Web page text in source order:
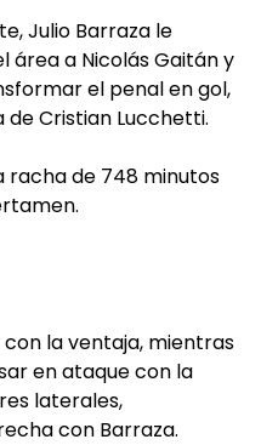
Julio Barraza le
a Nicolás Gaitán y
el penal en gol,
Cristian Lucchetti.
racha de 748 minutos
la ventaja, mientras
en ataque con la
laterales,
con Barraza.